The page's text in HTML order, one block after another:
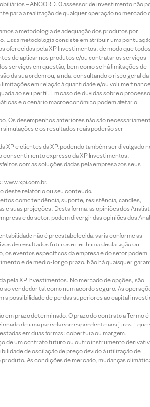
– ANCORD. O assessor de investimento não
para a realização de qualquer operação no mercado
a metodologia de adequação dos produtos por
Essa metodologia consiste em atribuir uma
oferecidos pela XP Investimentos, de modo que
de aplicar nos produtos e/ou contratar os serviços
serviços em questão, bem como se há limitações de
da sua ordem ou, ainda, consultando o risco geral da
em relação à quantidade e/ou volume
ao seu perfil. Em caso de dúvidas sobre o
e o cenário macroeconômico podem afetar o
Os desempenhos anteriores não são
e os resultados reais poderão ser
e clientes da XP, podendo também ser divulgado
consentimento expresso da XP Investimentos.
com as soluções dadas pela empresa aos seus
www.xpi.com.br.
deste relatório ou seu conteúdo.
como tendência, suporte, resistência, candles,
e suas projeções. Desta forma, as opiniões dos
e do setor, podem divergir das opiniões dos
não é preestabelecida, varia conforme as
de resultados futuros e nenhuma declaração ou
os eventos específicos da empresa e do setor podem
é de médio-longo prazo. Não há quaisquer
pela XP Investimentos. No mercado de opções, são
vendedor tal como num acordo seguro. As
possibilidade de perdas superiores ao capital
em prazo determinado. O prazo do contrato a Termo é
de uma parcela correspondente aos juros – que
em duas formas: cobertura ou margem.
de um contrato futuro ou outro instrumento
de oscilação de preço devido à utilização de
As condições de mercado, mudanças